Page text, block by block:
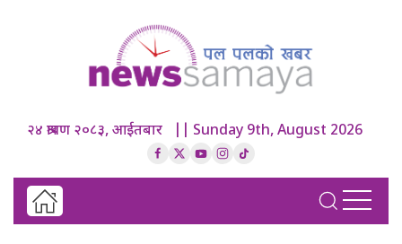
२४ श्रावण २०८३, आईतबार || Sunday 9th, August 2026